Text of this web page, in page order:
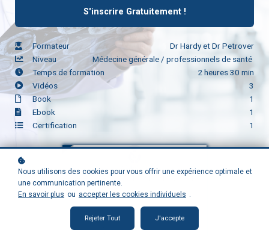
S'inscrire Gratuitement !
Formateur
Dr Hardy et Dr Petrover
Niveau
Médecine générale / professionnels de santé
Temps de formation
2 heures 30 min
Vidéos
3
Book
1
Ebook
1
Certification
1
Nous utilisons des cookies pour vous offrir une expérience optimale et
une communication pertinente.
En savoir plus ou accepter les cookies individuels .
Rejeter Tout J'accepte